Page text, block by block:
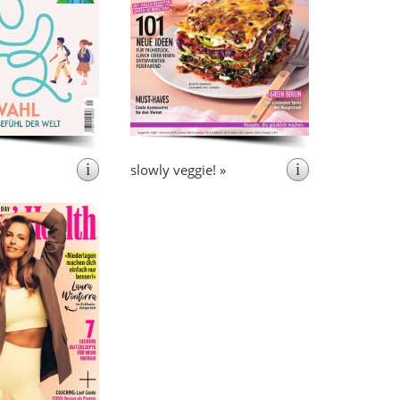
i
Schulkindern.
auf das Thema
und Umfeld”.
slowly veggie! » i
vegetarische und vegane
Zutaten
sowie Restaurant Tipps
mit vegetarischer und veganer
Küche.
pro Jahr + 2
Sonderhefte
Health ist das
für aktive
Frauen.
einen
hilfreichen Tipps
Lifestyle rund
Themen Fitness,
Mode und